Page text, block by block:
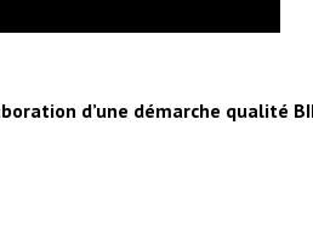
d’une démarche qualité